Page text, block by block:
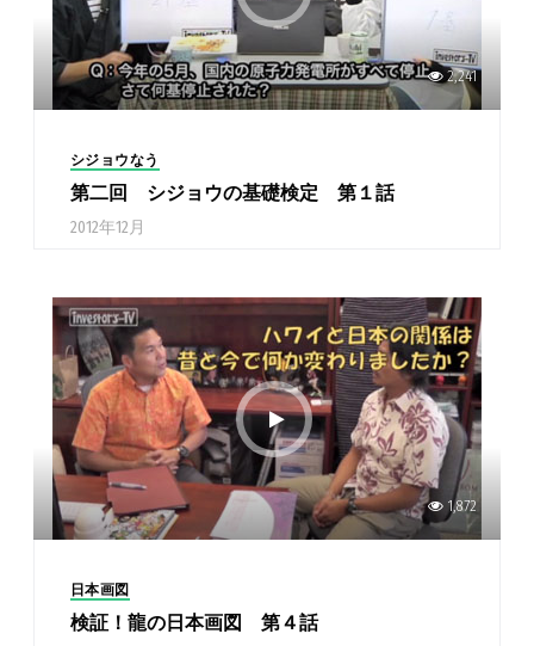
2,241
シジョウなう
第二回 シジョウの基礎検定 第１話
2012年12月
1,872
日本画図
検証！龍の日本画図 第４話